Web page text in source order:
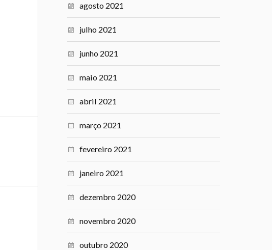
agosto 2021
julho 2021
junho 2021
maio 2021
abril 2021
março 2021
fevereiro 2021
janeiro 2021
dezembro 2020
novembro 2020
outubro 2020